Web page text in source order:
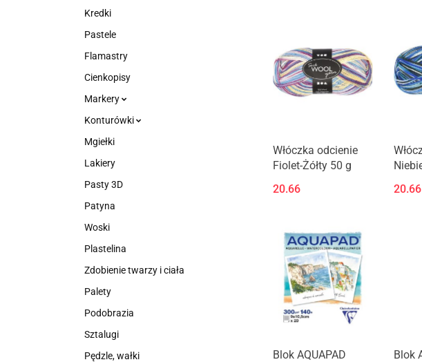
Kredki
Pastele
Flamastry
Cienkopisy
Markery
Konturówki
Mgiełki
Lakiery
Pasty 3D
Patyna
Woski
Plastelina
Zdobienie twarzy i ciała
Palety
Podobrazia
Sztalugi
Pędzle, wałki
Włóczka odcienie
Fiolet-Żółty 50 g
20.66
20.66
Blok AQUAPAD
Blok